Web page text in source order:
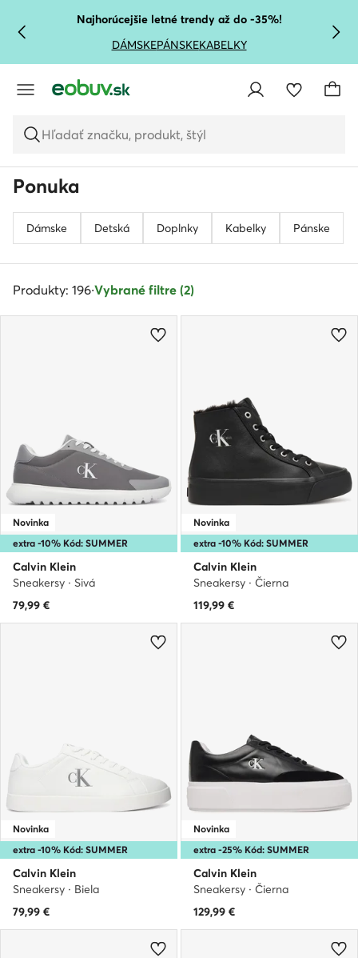
PREJSŤ NA HLAVNÝ OBSAH
PREJSŤ NA VYHĽADÁVANIE
Najhorúcejšie letné trendy až do -35%!
DÁMSKEPÁNSKEKABELKY
Hľadať značku, produkt, štýl
Ponuka
Dámske Detská Doplnky Kabelky Pánske
Produkty: 196·Vybrané filtre (2)
extra -10% Kód: SUMMER
Novinka
Calvin Klein
Sneakersy · Sivá
79,99 €
extra -10% Kód: SUMMER
Novinka
Calvin Klein
Sneakersy · Čierna
119,99 €
extra -10% Kód: SUMMER
Novinka
Calvin Klein
Sneakersy · Biela
79,99 €
extra -25% Kód: SUMMER
Novinka
Calvin Klein
Sneakersy · Čierna
129,99 €